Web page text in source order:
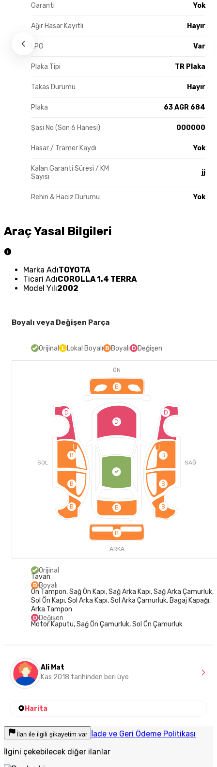
Garanti Yok
Ağır Hasar Kayıtlı Hayır
LPG Var
Plaka Tipi TR Plaka
Takas Durumu Hayır
Plaka 63 AGR 684
Şasi No (Son 6 Hanesi) 000000
Hasar / Tramer Kaydı Yok
Kalan Garanti Süresi / KM
Sayısı
jj
Rehin & Haciz Durumu Yok
Araç Yasal Bilgileri
Marka AdıTOYOTA
Ticari AdıCOROLLA 1.4 TERRA
Model Yılı2002
Boyalı veya Değişen Parça
Orijinal L Lokal Boyalı B Boyalı D Değişen
ÖN
B
SOL
D
B
B
B
D
B
D
B
B
B
SAĞ
B
ARKA
Orijinal
Tavan
B Boyalı
Ön Tampon, Sağ Ön Kapı, Sağ Arka Kapı, Sağ Arka Çamurluk,
Sol Ön Kapı, Sol Arka Kapı, Sol Arka Çamurluk, Bagaj Kapağı,
Arka Tampon
D Değişen
Motor Kaputu, Sağ Ön Çamurluk, Sol Ön Çamurluk
Ali Mat
Kas 2018 tarihinden beri üye
Harita
İlan ile ilgili şikayetim var İade ve Geri Ödeme Politikası
İlgini çekebilecek diğer ilanlar